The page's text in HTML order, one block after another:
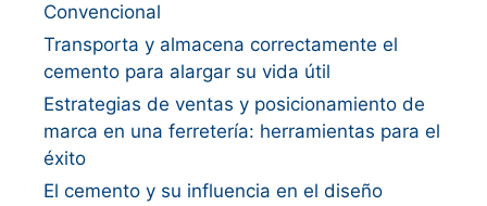
Convencional
Transporta y almacena correctamente el
cemento para alargar su vida útil
Estrategias de ventas y posicionamiento de
marca en una ferretería: herramientas para el
éxito
El cemento y su influencia en el diseño